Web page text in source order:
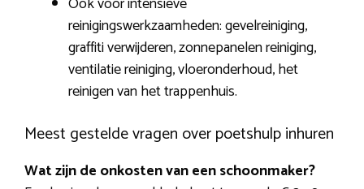
reinigingswerkzaamheden: gevelreiniging,
graffiti verwijderen, zonnepanelen reiniging,
ventilatie reiniging, vloeronderhoud, het
reinigen van het trappenhuis.
Meest gestelde vragen over poetshulp inhuren
Wat zijn de onkosten van een schoonmaker?